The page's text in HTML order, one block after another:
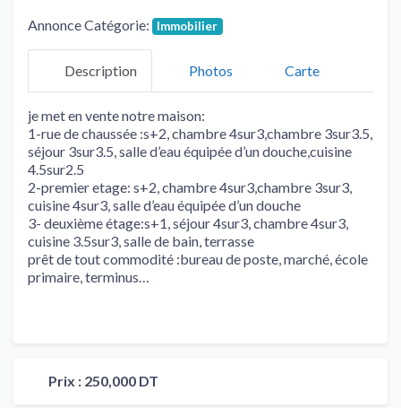
Annonce Catégorie: Immobilier
Description Photos Carte
je met en vente notre maison:
1-rue de chaussée :s+2, chambre 4sur3,chambre 3sur3.5,
séjour 3sur3.5, salle d’eau équipée d’un douche,cuisine
4.5sur2.5
2-premier etage: s+2, chambre 4sur3,chambre 3sur3,
cuisine 4sur3, salle d’eau équipée d’un douche
3- deuxième étage:s+1, séjour 4sur3, chambre 4sur3,
cuisine 3.5sur3, salle de bain, terrasse
prêt de tout commodité :bureau de poste, marché, école
primaire, terminus…
Prix : 250,000 DT